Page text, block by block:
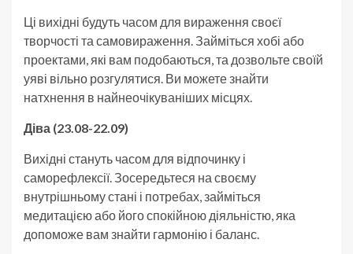
Ці вихідні будуть часом для вираження своєї
творчості та самовираження. Займіться хобі або
проектами, які вам подобаються, та дозвольте своїй
уяві вільно розгулятися. Ви можете знайти
натхнення в найнеочікуваніших місцях.
Діва (23.08-22.09)
Вихідні стануть часом для відпочинку і
саморефлексії. Зосередьтеся на своєму
внутрішньому стані і потребах, займіться
медитацією або його спокійною діяльністю, яка
допоможе вам знайти гармонію і баланс.